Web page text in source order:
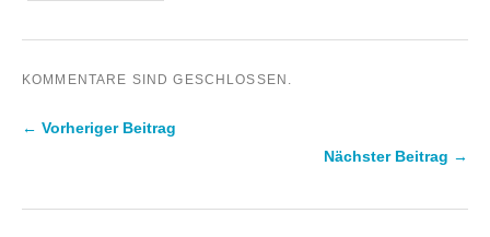
KOMMENTARE SIND GESCHLOSSEN.
← Vorheriger Beitrag
Nächster Beitrag →